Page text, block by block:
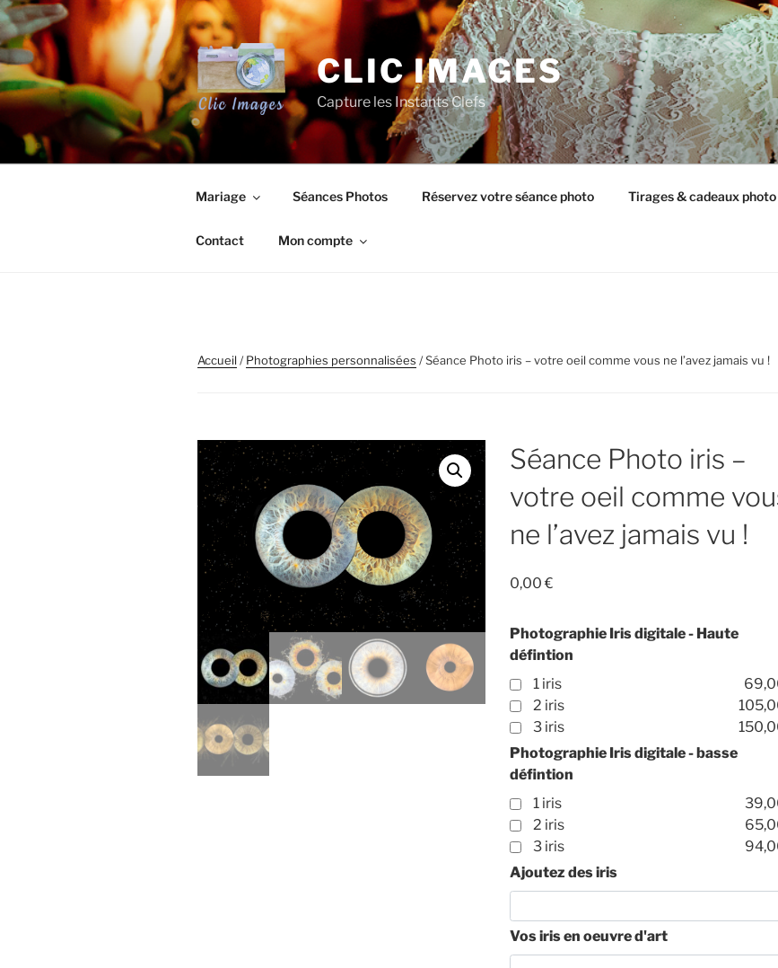
Aller
au
contenu
principal
CLIC IMAGES
Capture les Instants Clefs
Mariage Séances Photos Réservez votre séance photo Tirages & cadeaux photo
Contact Mon compte
Accueil/Photographies personnalisées / Séance Photo iris – votre oeil comme vous ne l’avez jamais vu !
Séance Photo iris –
votre oeil comme
ne l’avez jamais vu !
0,00€
Photographie Iris digitale - Haute
défintion
1 iris
2 iris
3 iris
Photographie Iris digitale - basse
défintion
1 iris
2 iris
3 iris
Ajoutez des iris
Vos iris en oeuvre d'art